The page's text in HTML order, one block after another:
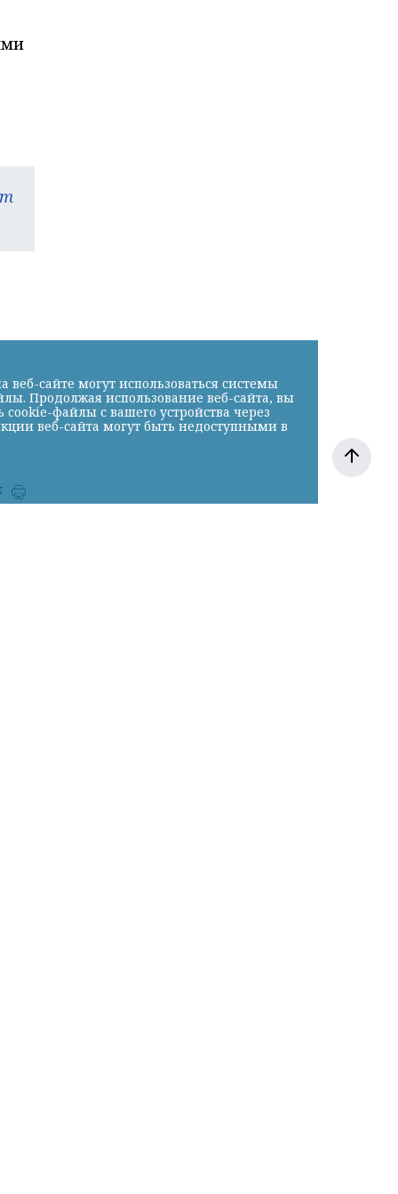
сайте могут использоваться системы
Продолжая использование веб-сайта, вы
файлы с вашего устройства через
веб-сайта могут быть недоступными в